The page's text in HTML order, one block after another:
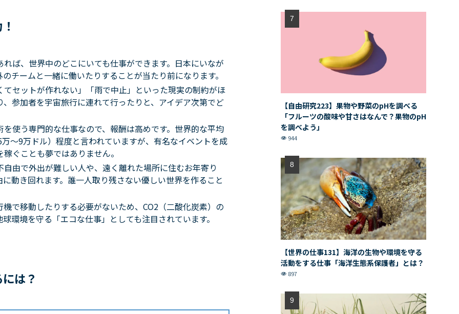
ば、世界中のどこにいても仕事ができます。日本にいなが
チームと一緒に働いたりすることが当たり前になります。
てセットが作れない」「雨で中止」といった現実の制約がほ
参加者を宇宙旅行に連れて行ったりと、アイデア次第でど
を使う専門的な仕事なので、報酬は高めです。世界的な平均
〜9万ドル）程度と言われていますが、有名なイベントを成
ぐことも夢ではありません。
自由で外出が難しい人や、遠く離れた場所に住むお年寄り
動き回れます。誰一人取り残さない優しい世界を作ること
で移動したりする必要がないため、CO2（二酸化炭素）の
環境を守る「エコな仕事」としても注目されています。
は？
【自由研究223】果物や野菜のpHを調べる
「フルーツの酸味や甘さはなんで？果物のpH
を調べよう」
944
【世界の仕事131】海洋の生物や環境を守る
活動をする仕事「海洋生態系保護者」とは？
897